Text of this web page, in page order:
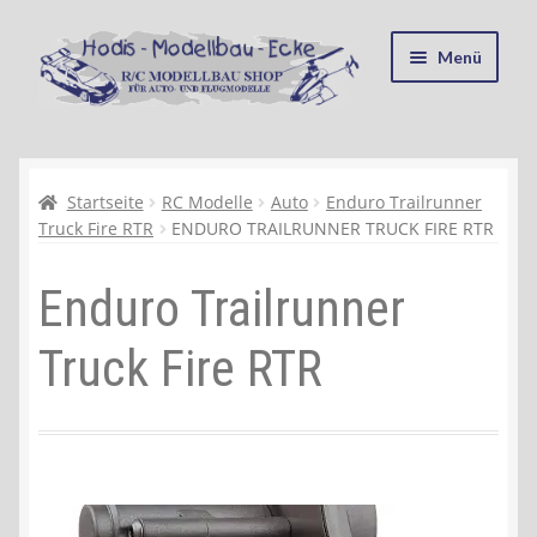
Zur
Navigation
springen
Zum
Inhalt
springen
Menü
Kasse
Recycling, Entsorgung und Umwelt
Shop
Ablauf einer Bestellung
Startseite RC Modelle Auto
Enduro Trailrunner
Truck Fire RTR
ENDURO TRAILRUNNER TRUCK FIRE RTR
Enduro Trailrunner
Truck Fire RTR